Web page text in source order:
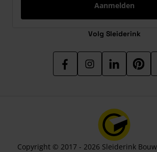
Aanmelden
Volg Sleiderink
Copyright © 2017 - 2026 Sleiderink